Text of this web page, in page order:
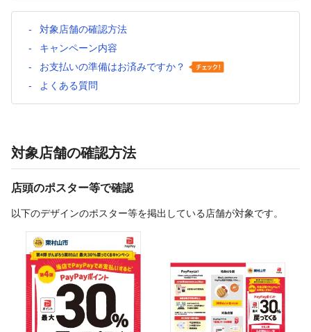
対象店舗の確認方法
キャンペーン内容
お支払いの準備はお済みですか？
よくある質問
対象店舗の確認方法
店頭のポスター等で確認
以下のデザインのポスター等を掲出している店舗が対象です。